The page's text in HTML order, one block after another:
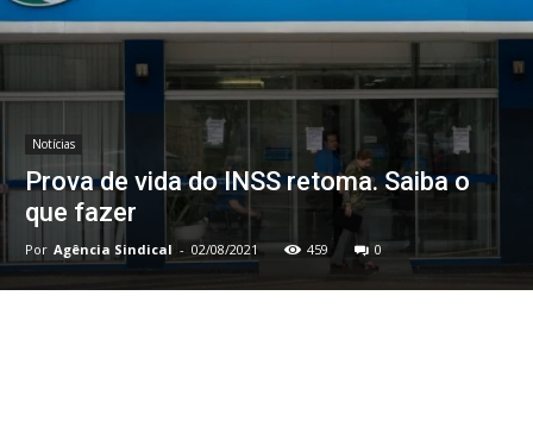
Notícias
Prova de vida do INSS retoma. Saiba o
que fazer
Por Agência Sindical - 02/08/2021 459 0